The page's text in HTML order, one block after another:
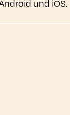
und iOS.